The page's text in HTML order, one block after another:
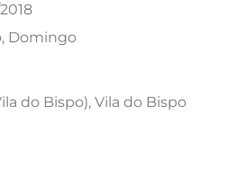
Domingo
do Bispo), Vila do Bispo